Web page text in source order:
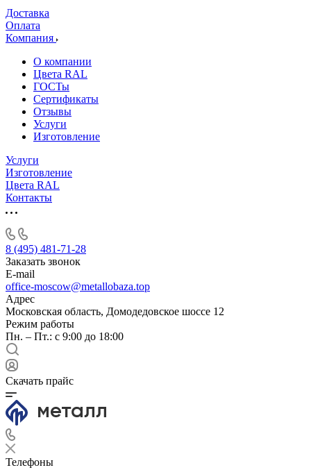
Доставка
Оплата
Компания
О компании
Цвета RAL
ГОСТы
Сертификаты
Отзывы
Услуги
Изготовление
Услуги
Изготовление
Цвета RAL
Контакты
8 (495) 481-71-28
Заказать звонок
E-mail
office-moscow@metallobaza.top
Адрес
Московская область, Домодедовское шоссе 12
Режим работы
Пн. – Пт.: с 9:00 до 18:00
Скачать прайс
Телефоны